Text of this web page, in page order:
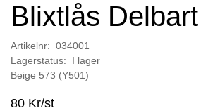
Blixtlås
Artikelnr: 034001
Lagerstatus: I lager
Beige 573 (Y501)
80 Kr/st